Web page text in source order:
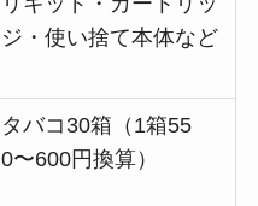
ジ・使い捨て本体など
タバコ30箱（1箱55
0〜600円換算）